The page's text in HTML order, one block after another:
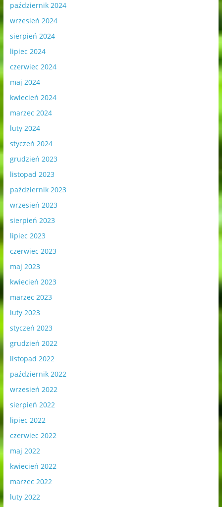
październik 2024
wrzesień 2024
sierpień 2024
lipiec 2024
czerwiec 2024
maj 2024
kwiecień 2024
marzec 2024
luty 2024
styczeń 2024
grudzień 2023
listopad 2023
październik 2023
wrzesień 2023
sierpień 2023
lipiec 2023
czerwiec 2023
maj 2023
kwiecień 2023
marzec 2023
luty 2023
styczeń 2023
grudzień 2022
listopad 2022
październik 2022
wrzesień 2022
sierpień 2022
lipiec 2022
czerwiec 2022
maj 2022
kwiecień 2022
marzec 2022
luty 2022